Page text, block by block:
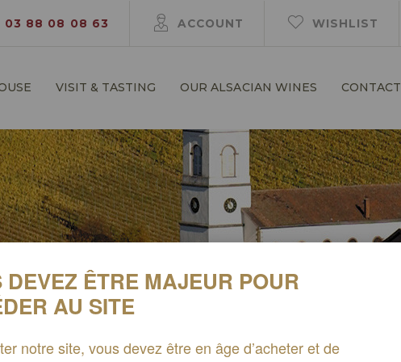
WISHLIST
ACCOUNT
03 88 08 08 63
VISIT & TASTING OUR ALSACIAN WINES CONTACT
DEVEZ ÊTRE MAJEUR POUR
AU SITE
notre site, vous devez être en âge d’acheter et de